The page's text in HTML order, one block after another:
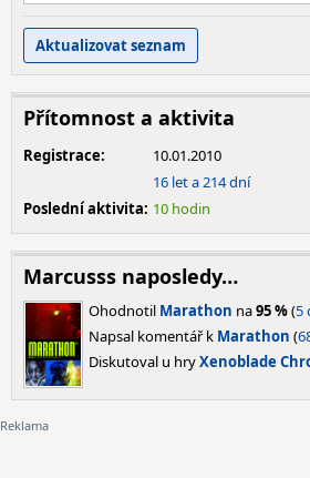
Přítomnost a aktivita
Registrace:
10.01.2010
16 let a 214 dní
Poslední aktivita: 10 hodin
Marcusss naposledy…
Ohodnotil Marathon na95 %(5
Napsal komentář k Marathon (
Diskutoval u hryXenoblade